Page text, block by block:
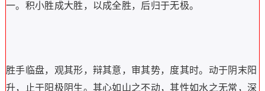
一。积小胜成大胜，以成全胜，后归于无极。
胜手临盘，观其形，辩其意，审其势，度其时。动于阴末阳
升，止于阳极阴生。其心如山之不动，其性如水之无常，深